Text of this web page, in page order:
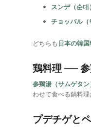
スンデ（순대）
チョッパル（
どちらも 日本の韓
鶏料理 ──
参鶏湯（サムゲタン
わせて食べる鍋料理
プデチゲと